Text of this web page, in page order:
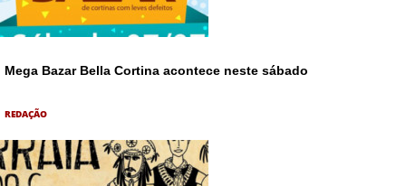
Mega Bazar Bella Cortina acontece neste sábado
REDAÇÃO